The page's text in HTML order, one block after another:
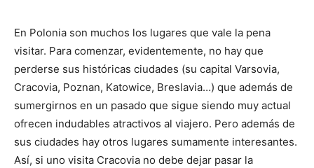
En Polonia son muchos los lugares que vale la pena
visitar. Para comenzar, evidentemente, no hay que
perderse sus históricas ciudades (su capital Varsovia,
Cracovia, Poznan, Katowice, Breslavia…) que además de
sumergirnos en un pasado que sigue siendo muy actual
ofrecen indudables atractivos al viajero. Pero además de
sus ciudades hay otros lugares sumamente interesantes.
Así, si uno visita Cracovia no debe dejar pasar la